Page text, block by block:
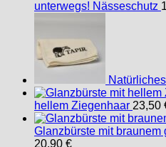
unterwegs! Nässeschutz
hellem Ziegenhaar 23,50
Glanzbürste mit
20,90 €